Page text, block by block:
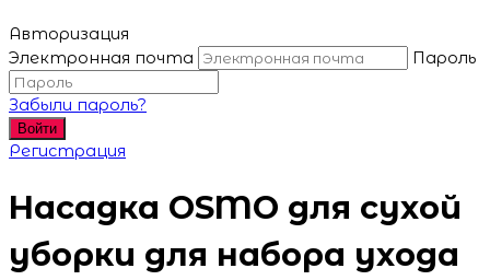
Авторизация
Электронная почта
Пароль
Забыли пароль?
Войти
Регистрация
Насадка OSMO для сухой
уборки для набора ухода